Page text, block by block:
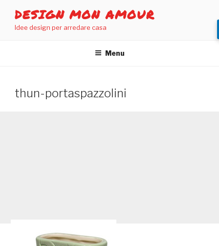
contenuto
DESIGN MON AMOUR
Idee design per arredare casa
Menu
thun-portaspazzolini